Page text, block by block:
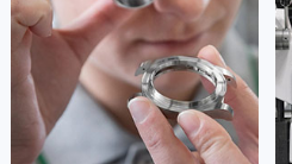
的高级技师之一
Tianjin Longines Maintain center
 天津浪琴维修